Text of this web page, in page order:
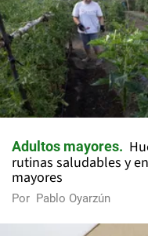
Adultos mayores
rutinas saludables y
mayores
Por Pablo Oyarzún